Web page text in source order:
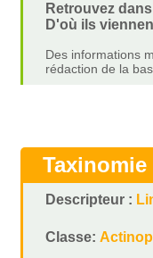
Retrouvez
D'où ils
Des informations
rédaction de la
Taxinomie
Descripteur :
Classe: